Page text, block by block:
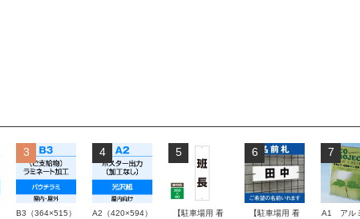
3
B3（364×515）
4
A2（420×594）
5
【駐車場用 看
6
【駐車場用 看
7
A1 アル